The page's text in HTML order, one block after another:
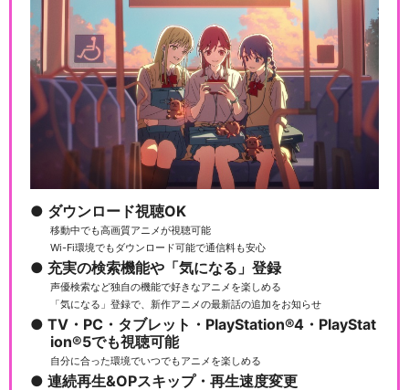
ダウンロード視聴OK
移動中でも高画質アニメが視聴可能
Wi-Fi環境でもダウンロード可能で通信料も安心
充実の検索機能や「気になる」登録
声優検索など独自の機能で好きなアニメを楽しめる
「気になる」登録で、新作アニメの最新話の追加をお知らせ
TV・PC・タブレット・PlayStation®4・PlayStat
ion®5でも視聴可能
自分に合った環境でいつでもアニメを楽しめる
連続再生&OPスキップ・再生速度変更